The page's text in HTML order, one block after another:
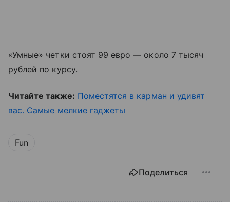
«Умные» четки стоят 99 евро — около 7 тысяч
рублей по курсу.
Читайте также: Поместятся в карман и удивят
вас. Самые мелкие гаджеты
Fun
Поделиться